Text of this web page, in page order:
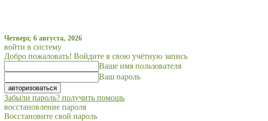
Четверг, 6 августа, 2026
войти в систему
Добро пожаловать! Войдите в свою учётную запись
Ваше имя пользователя
Ваш пароль
Забыли пароль? получить помощь
восстановление пароля
Восстановите свой пароль